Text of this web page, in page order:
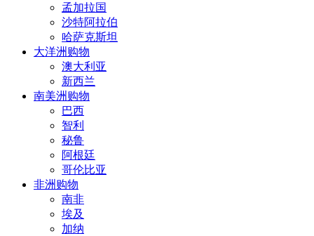
孟加拉国
沙特阿拉伯
哈萨克斯坦
大洋洲购物
澳大利亚
新西兰
南美洲购物
巴西
智利
秘鲁
阿根廷
哥伦比亚
非洲购物
南非
埃及
加纳